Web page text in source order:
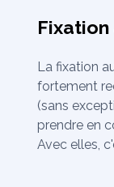
Fixation
La fixation
fortement
(sans
prendre en
Avec elles,